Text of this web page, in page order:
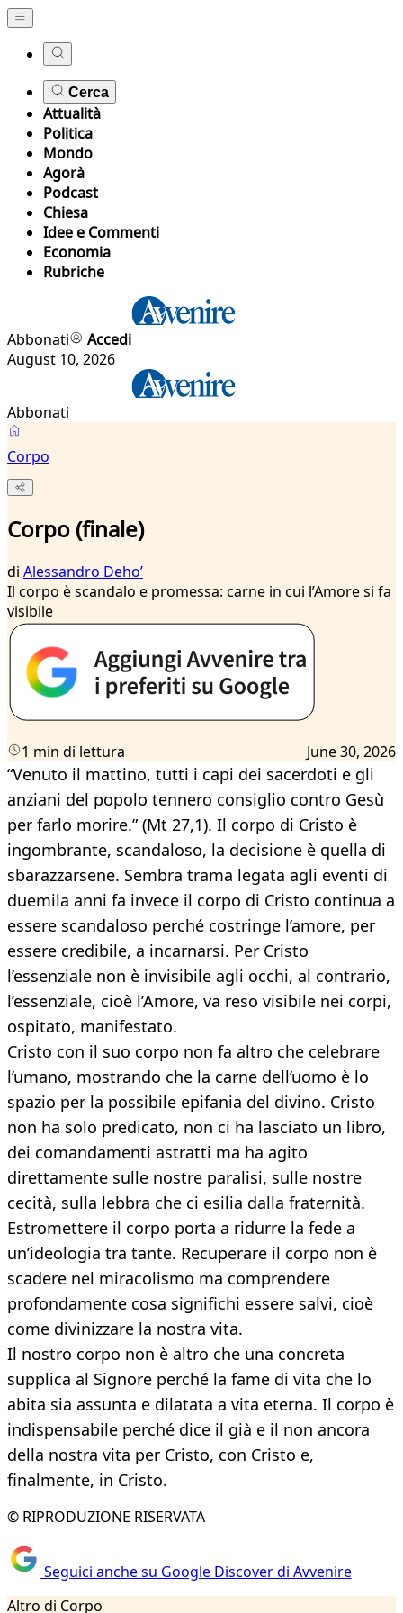
Cerca
Attualità
Politica
Mondo
Agorà
Podcast
Chiesa
Idee e Commenti
Economia
Rubriche
Abbonati
Accedi
August 10, 2026
Abbonati
Corpo
Corpo (finale)
di Alessandro Dehoʼ
Il corpo è scandalo e promessa: carne in cui l’Amore si fa
visibile
1 min di lettura June 30, 2026
“Venuto il mattino, tutti i capi dei sacerdoti e gli
anziani del popolo tennero consiglio contro Gesù
per farlo morire.” (Mt 27,1). Il corpo di Cristo è
ingombrante, scandaloso, la decisione è quella di
sbarazzarsene. Sembra trama legata agli eventi di
duemila anni fa invece il corpo di Cristo continua a
essere scandaloso perché costringe l’amore, per
essere credibile, a incarnarsi. Per Cristo
l’essenziale non è invisibile agli occhi, al contrario,
l’essenziale, cioè l’Amore, va reso visibile nei corpi,
ospitato, manifestato.
Cristo con il suo corpo non fa altro che celebrare
l’umano, mostrando che la carne dell’uomo è lo
spazio per la possibile epifania del divino. Cristo
non ha solo predicato, non ci ha lasciato un libro,
dei comandamenti astratti ma ha agito
direttamente sulle nostre paralisi, sulle nostre
cecità, sulla lebbra che ci esilia dalla fraternità.
Estromettere il corpo porta a ridurre la fede a
un’ideologia tra tante. Recuperare il corpo non è
scadere nel miracolismo ma comprendere
profondamente cosa significhi essere salvi, cioè
come divinizzare la nostra vita.
Il nostro corpo non è altro che una concreta
supplica al Signore perché la fame di vita che lo
abita sia assunta e dilatata a vita eterna. Il corpo è
indispensabile perché dice il già e il non ancora
della nostra vita per Cristo, con Cristo e,
finalmente, in Cristo.
© RIPRODUZIONE RISERVATA
Seguici anche su Google Discover di Avvenire
Altro di Corpo